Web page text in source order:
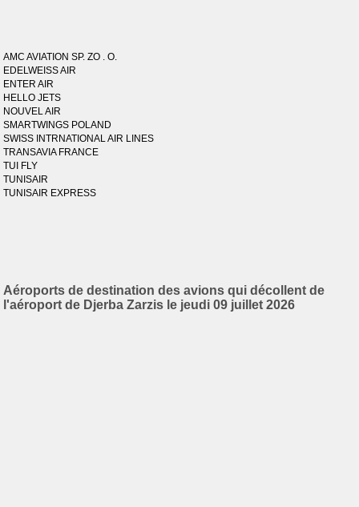
AMC AVIATION SP. ZO . O.
EDELWEISS AIR
ENTER AIR
HELLO JETS
NOUVEL AIR
SMARTWINGS POLAND
SWISS INTRNATIONAL AIR LINES
TRANSAVIA FRANCE
TUI FLY
TUNISAIR
TUNISAIR EXPRESS
Aéroports de destination des avions qui décollent de
l'aéroport de Djerba Zarzis le jeudi 09 juillet 2026